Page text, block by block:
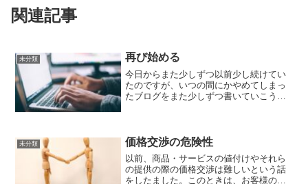
関連記事
未分類 再び始める
今日からまた少しずつ以前少し続けてい
たのですが、いつの間にかやめてしまっ
たブログをまた少しずつ書いていこうと
とを感じられるよう、その...
未分類 価格交渉の危険性
以前、商品・サービスの値付けやそれら
の提供の際の価格交渉は難しいという話
をしたました。このときは、お客様の支